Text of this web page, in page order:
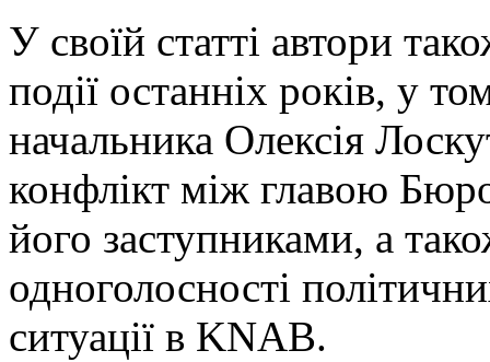
У своїй статті автори
події останніх років, у
начальника Олексія
конфлікт між главою
його заступниками, а
одноголосності
ситуації в KNAB.